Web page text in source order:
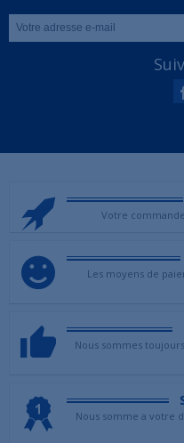
Votre
Les moyens de
Nous sommes
Nous somme a votre